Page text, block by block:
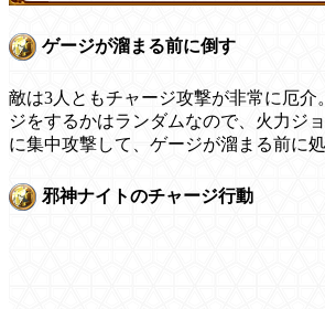
ゲージが溜まる前に倒す
敵は3人ともチャージ攻撃が非常に厄介
ジをするかはランダムなので、火力ジ
に集中攻撃して、ゲージが溜まる前に処
邪神ナイトのチャージ行動